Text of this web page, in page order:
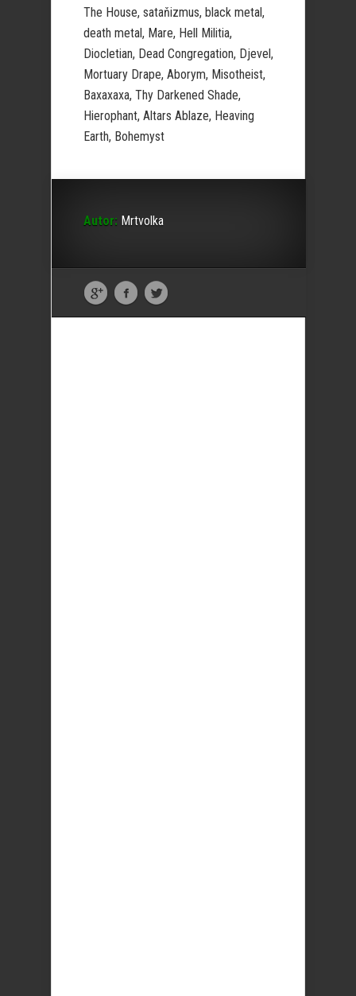
The House, sataňizmus, black metal,
death metal, Mare, Hell Militia,
Diocletian, Dead Congregation, Djevel,
Mortuary Drape, Aborym, Misotheist,
Baxaxaxa, Thy Darkened Shade,
Hierophant, Altars Ablaze, Heaving
Earth, Bohemyst
Autor: Mrtvolka